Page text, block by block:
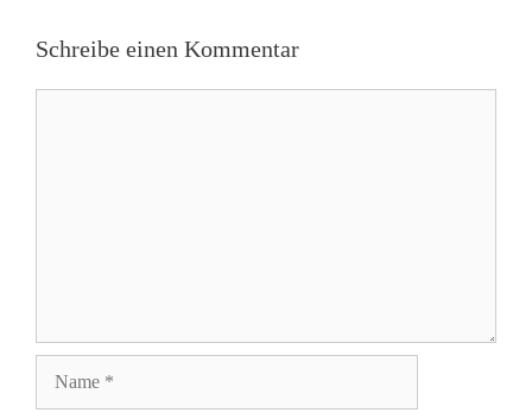
Schreibe einen Kommentar